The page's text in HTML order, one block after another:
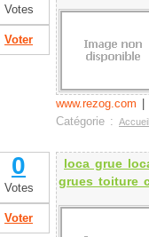
Votes
Voter
www.rezog.com
Catégorie : Accueil
0
Votes
Voter
loca grue
grues toiture